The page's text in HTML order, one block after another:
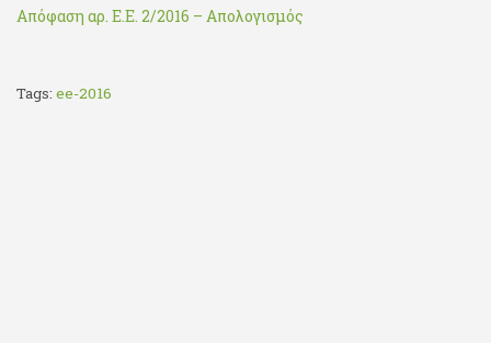
Απόφαση αρ. Ε.Ε. 2/2016 – Απολογισμός
Tags: ee-2016